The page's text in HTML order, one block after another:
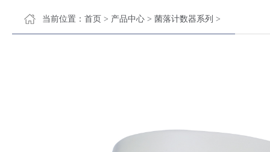
当前位置： 首页 > 产品中心 > 菌落计数器系列 >